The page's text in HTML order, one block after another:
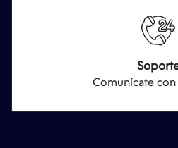
Comunícate